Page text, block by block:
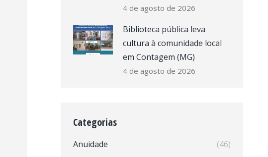
4 de agosto de 2026
Biblioteca pública leva
cultura à comunidade local
em Contagem (MG)
4 de agosto de 2026
Categorias
Anuidade
(46)